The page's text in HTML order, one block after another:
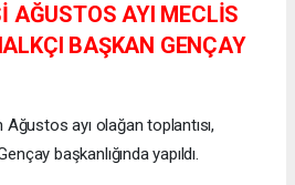
AĞUSTOS AYI MECLİS
BAŞKAN GENÇAY
ayı olağan toplantısı,
başkanlığında yapıldı.